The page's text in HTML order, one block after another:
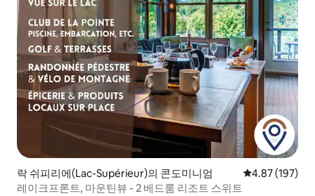
락 쉬피리에(Lac-Supérieur)의 콘도미니엄 평점 4.87점(5
4.87 (197)
레이크프론트, 마운틴뷰 - 2 베드룸 리조트 스위트